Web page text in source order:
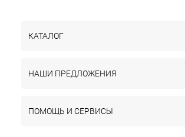
КАТАЛОГ
НАШИ ПРЕДЛОЖЕНИЯ
ПОМОЩЬ И СЕРВИСЫ